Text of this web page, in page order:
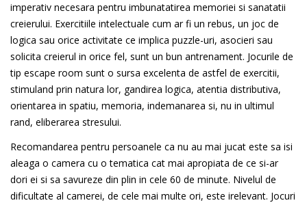
imperativ necesara pentru imbunatatirea memoriei si sanatatii
creierului. Exercitiile intelectuale cum ar fi un rebus, un joc de
logica sau orice activitate ce implica puzzle-uri, asocieri sau
solicita creierul in orice fel, sunt un bun antrenament. Jocurile de
tip escape room sunt o sursa excelenta de astfel de exercitii,
stimuland prin natura lor, gandirea logica, atentia distributiva,
orientarea in spatiu, memoria, indemanarea si, nu in ultimul
rand, eliberarea stresului.
Recomandarea pentru persoanele ca nu au mai jucat este sa isi
aleaga o camera cu o tematica cat mai apropiata de ce si-ar
dori ei si sa savureze din plin in cele 60 de minute. Nivelul de
dificultate al camerei, de cele mai multe ori, este irelevant. Jocuri